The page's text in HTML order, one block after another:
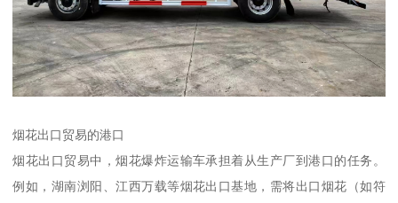
烟花出口贸易的港口​
烟花出口贸易中，烟花爆炸运输车承担着从生产厂到港口的任务。
例如，湖南浏阳、江西万载等烟花出口基地，需将出口烟花（如符